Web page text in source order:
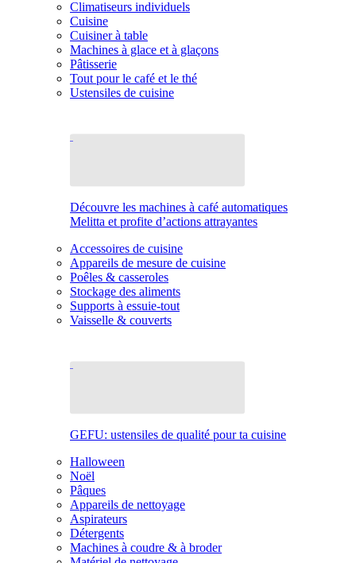
Climatiseurs individuels
Cuisine
Cuisiner à table
Machines à glace et à glaçons
Pâtisserie
Tout pour le café et le thé
Ustensiles de cuisine
Découvre les machines à café automatiques
Melitta et profite d’actions attrayantes
Accessoires de cuisine
Appareils de mesure de cuisine
Poêles & casseroles
Stockage des aliments
Supports à essuie-tout
Vaisselle & couverts
GEFU: ustensiles de qualité pour ta cuisine
Halloween
Noël
Pâques
Appareils de nettoyage
Aspirateurs
Détergents
Machines à coudre & à broder